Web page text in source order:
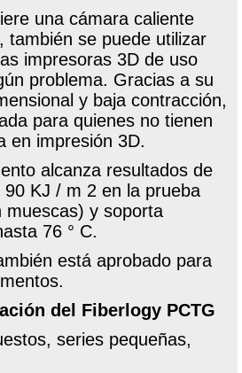
una cámara caliente
también se puede utilizar
impresoras 3D de uso
problema. Gracias a su
y baja contracción,
para quienes no tienen
en impresión 3D.
alcanza resultados de
KJ / m 2 en la prueba
muescas) y soporta
76 ° C.
está aprobado para
del Fiberlogy PCTG
series pequeñas,